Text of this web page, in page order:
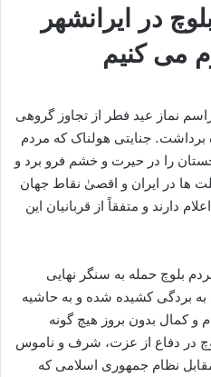
در ایرانشهر
می کنیم
نماز عید فطر از تجاوز گروهی
برداشت. جنایتی هولناک که مردم
را در حیرت و خشم فرو برد و
ها در ایران و اقصیٰ نقاط جهان
دارند و متفقاً از قربانیان این
بلوچ حمله به سنگر نهایی
به بردگی کشیده شده و به حاشیه
و کمال بدون بروز هیچ گونه
در دفاع از عزت، شرف و ناموس
نظام جمهوری اسلامی که